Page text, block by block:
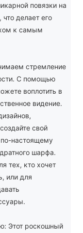
повязки на
делает его
к самым
стремление
С помощью
воплотить в
видение.
свой
настоящему
шарфа.
тех, кто хочет
или для
Этот роскошный